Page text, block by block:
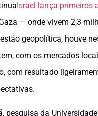
Israel lança primeiros
— onde vivem 2,3
geopolítica, houve
com os mercados
com resultado
pesquisa da